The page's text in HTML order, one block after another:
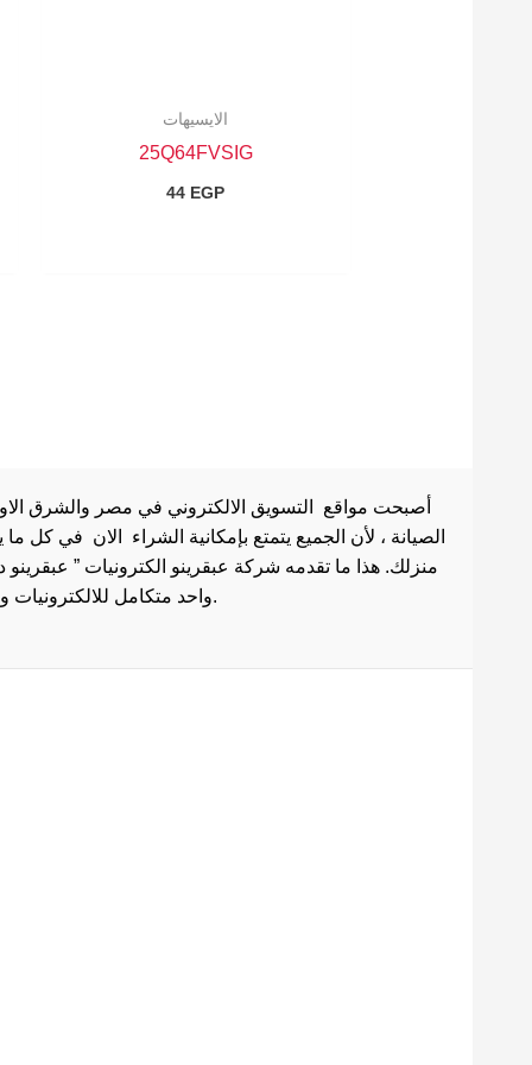
الايسيهات
25Q64FVSIG
44 EGP
أصبحت مواقع التسويق الالكتروني في مصر والشرق
الصيانة ، لأن الجميع يتمتع بإمكانية الشراء الان في كل
منزلك. هذا ما تقدمه شركة عبقرينو الكترونيات ”
واحد متكامل للالكترونيات وادوات الصيانة . هذا ما يجعل موقع عبقرينو دوت كوم من أفضل مواقع تسوق عبر الإنترنت في مصر.